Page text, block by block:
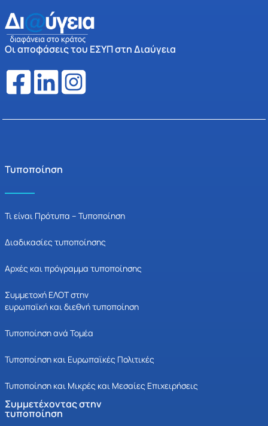
Οι αποφάσεις του ΕΣΥΠ στη Διαύγεια
Τυποποίηση
Τι είναι Πρότυπα – Τυποποίηση
Διαδικασίες τυποποίησης
Αρχές και πρόγραμμα τυποποίησης
Συμμετοχή ΕΛΟΤ στην
ευρωπαϊκή και διεθνή τυποποίηση
Τυποποίηση ανά Τομέα
Τυποποίηση και Ευρωπαϊκές Πολιτικές
Τυποποίηση και Μικρές και Μεσαίες Επιχειρήσεις
Συμμετέχοντας στην
τυποποίηση